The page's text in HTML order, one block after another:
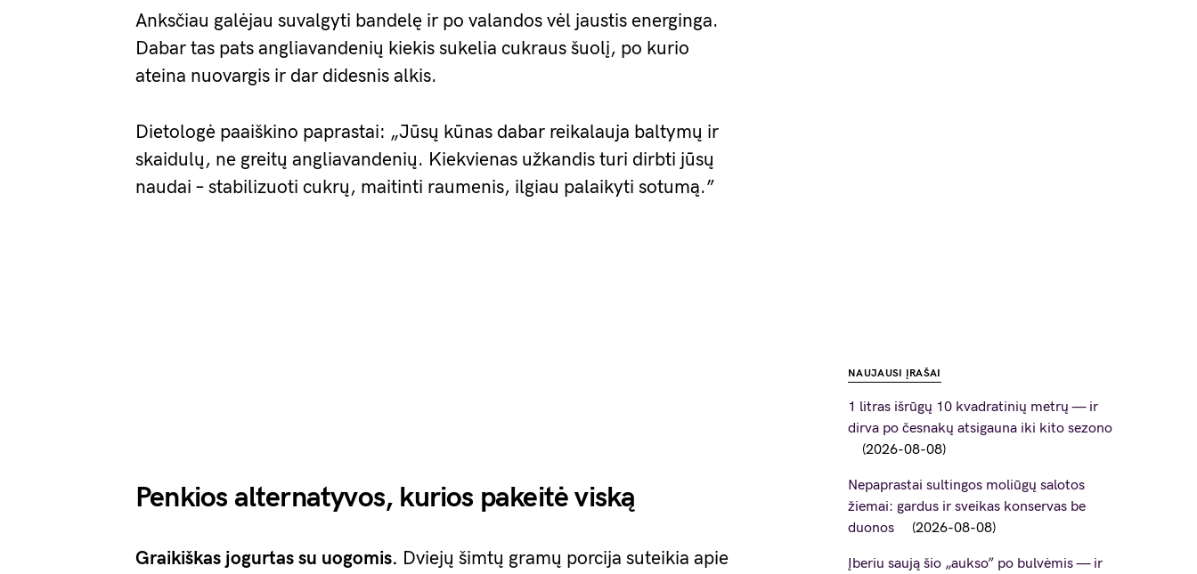
Anksčiau galėjau suvalgyti bandelę ir po valandos vėl jaustis energinga.
Dabar tas pats angliavandenių kiekis sukelia cukraus šuolį, po kurio
ateina nuovargis ir dar didesnis alkis.
Dietologė paaiškino paprastai: „Jūsų kūnas dabar reikalauja baltymų ir
skaidulų, ne greitų angliavandenių. Kiekvienas užkandis turi dirbti jūsų
naudai – stabilizuoti cukrų, maitinti raumenis, ilgiau palaikyti sotumą.”
Penkios alternatyvos, kurios pakeitė viską
Graikiškas jogurtas su uogomis. Dviejų šimtų gramų porcija suteikia apie
NAUJAUSI ĮRAŠAI
1 litras išrūgų 10 kvadratinių metrų — ir
dirva po česnakų atsigauna iki kito sezono
2026-08-08
Nepaprastai sultingos moliūgų salotos
žiemai: gardus ir sveikas konservas be
duonos
2026-08-08
Įberiu saują šio „aukso” po bulvėmis — ir